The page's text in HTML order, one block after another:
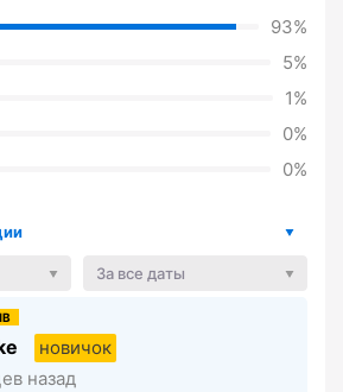
93%
5%
1%
0%
0%
За все даты
новичок
назад